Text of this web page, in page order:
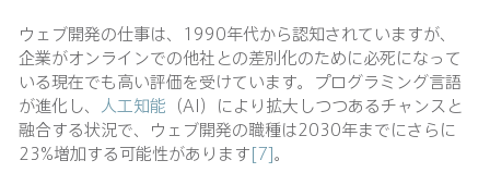
ウェブ開発の仕事は、1990年代から認知されていますが、
企業がオンラインでの他社との差別化のために必死になって
いる現在でも高い評価を受けています。プログラミング言語
が進化し、 人工知能 （AI）により拡大しつつあるチャンスと
融合する状況で、ウェブ開発の職種は2030年までにさらに
23%増加する可能性があります[7]。